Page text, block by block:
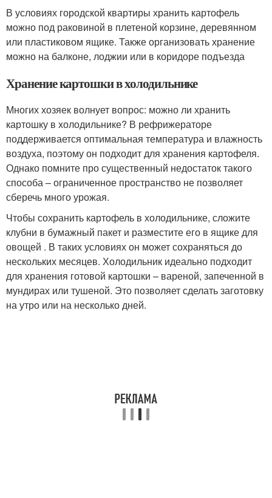
В условиях городской квартиры хранить картофель
можно под раковиной в плетеной корзине, деревянном
или пластиковом ящике. Также организовать хранение
можно на балконе, лоджии или в коридоре подъезда
Хранение картошки в холодильнике
Многих хозяек волнует вопрос: можно ли хранить
картошку в холодильнике? В рефрижераторе
поддерживается оптимальная температура и влажность
воздуха, поэтому он подходит для хранения картофеля.
Однако помните про существенный недостаток такого
способа – ограниченное пространство не позволяет
сберечь много урожая.
Чтобы сохранить картофель в холодильнике, сложите
клубни в бумажный пакет и разместите его в ящике для
овощей . В таких условиях он может сохраняться до
нескольких месяцев. Холодильник идеально подходит
для хранения готовой картошки – вареной, запеченной в
мундирах или тушеной. Это позволяет сделать заготовку
на утро или на несколько дней.